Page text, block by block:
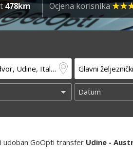
478km Ocjena korisnika
udoban GoOpti transfer Udine -